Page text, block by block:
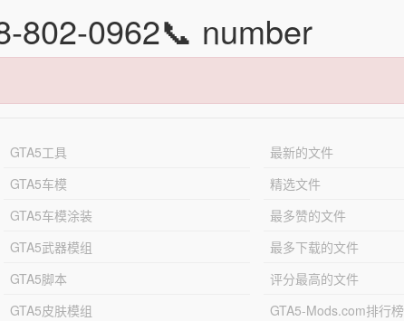
0962📞 number
GTA5工具
GTA5车模
GTA5车模涂装
GTA5武器模组
GTA5脚本
GTA5皮肤模组
最新的文件
精选文件
最多赞的文件
最多下载的文件
评分最高的文件
GTA5-Mods.com排行榜